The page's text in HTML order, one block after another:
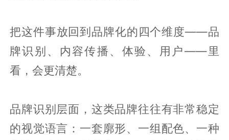
把这件事放回到品牌化的四个维度——品
牌识别、内容传播、体验、用户——里
看，会更清楚。
品牌识别层面，这类品牌往往有非常稳定
的视觉语言：一套廓形、一组配色、一种